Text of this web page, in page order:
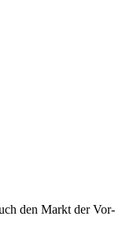
den Markt der